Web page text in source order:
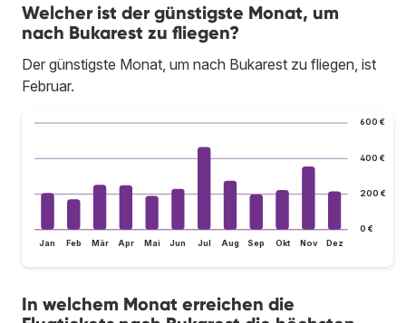
Welcher ist der günstigste Monat, um
nach Bukarest zu fliegen?
Der günstigste Monat, um nach Bukarest zu fliegen, ist
Februar.
0 €
200 €
400 €
600 €
Jan Feb Mär Apr Mai Jun Jul Aug Sep Okt Nov Dez
In welchem Monat erreichen die